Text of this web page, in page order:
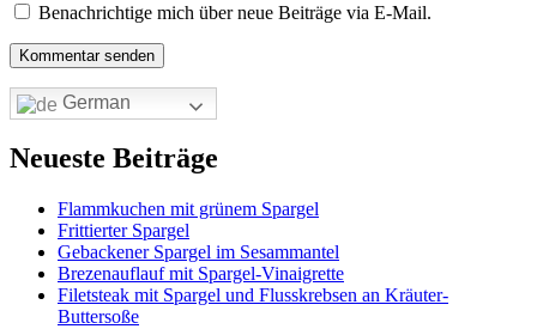
Benachrichtige mich über neue Beiträge via E-Mail.
German
Neueste Beiträge
Flammkuchen mit grünem Spargel
Frittierter Spargel
Gebackener Spargel im Sesammantel
Brezenauflauf mit Spargel-Vinaigrette
Filetsteak mit Spargel und Flusskrebsen an Kräuter-
Buttersoße